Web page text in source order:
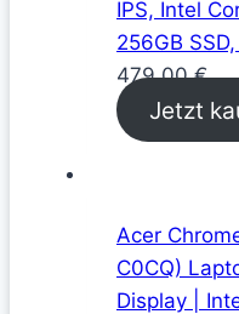
IPS, Intel
256GB
479,00€
Jetzt
Acer
C0CQ)
Display |